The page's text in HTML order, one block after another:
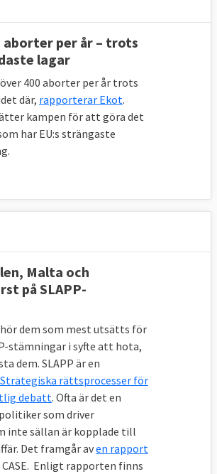
aborter per år – trots
lagar
400 aborter per år trots
där, rapporterar Ekot.
kampen för att göra det
har EU:s strängaste
Malta och
på SLAPP-
dem som mest utsätts för
stämningar i syfte att hota,
dem. SLAPP är en
Strategiska rättsprocesser för
debatt. Ofta är det en
som driver
inte sällan är kopplade till
Det framgår aven rapport
Enligt rapporten finns